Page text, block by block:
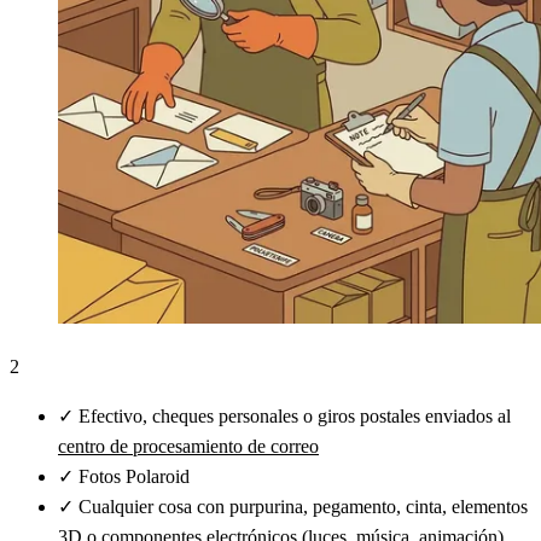
2
✓ Efectivo, cheques personales o giros postales enviados al
centro de procesamiento de correo
✓ Fotos Polaroid
✓ Cualquier cosa con purpurina, pegamento, cinta, elementos
3D o componentes electrónicos (luces, música, animación)